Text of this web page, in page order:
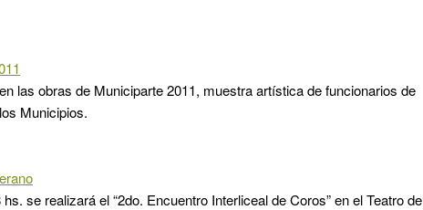
las obras de Municiparte 2011, muestra artística de funcionarios de
Municipios.
se realizará el “2do. Encuentro Interliceal de Coros” en el Teatro de